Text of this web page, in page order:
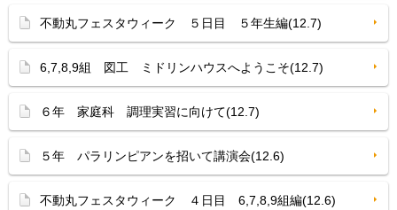
不動丸フェスタウィーク ５日目 ５年生編(12.7)
6,7,8,9組 図工 ミドリンハウスへようこそ(12.7)
６年 家庭科 調理実習に向けて(12.7)
５年 パラリンピアンを招いて講演会(12.6)
不動丸フェスタウィーク ４日目 6,7,8,9組編(12.6)